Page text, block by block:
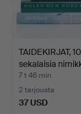
TAIDEKIRJAT,
sekalaisia
7 t 46 min
2 tarjousta
37 USD